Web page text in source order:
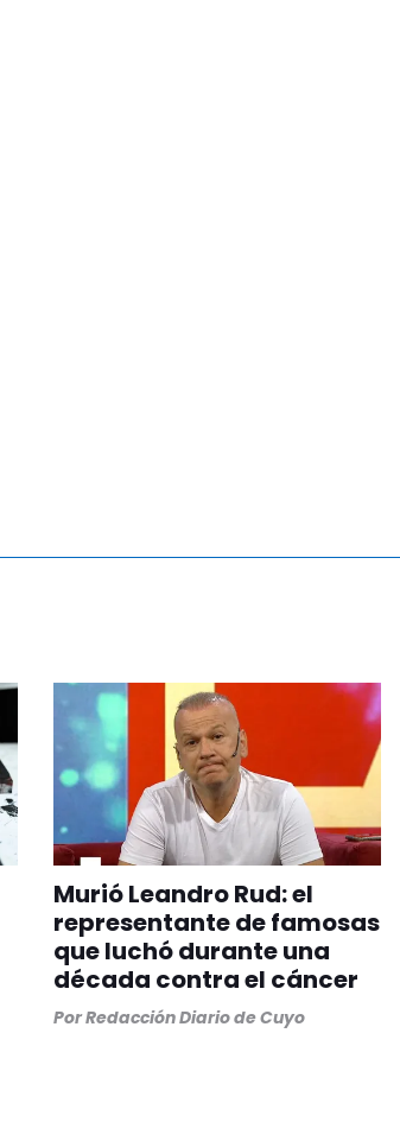
Murió Leandro Rud: el
representante de famosas
que luchó durante una
década contra el cáncer
PorRedacción Diario de Cuyo